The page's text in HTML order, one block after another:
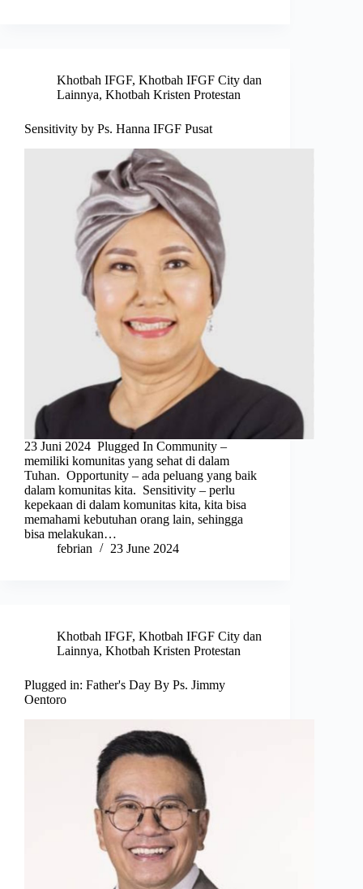
Khotbah IFGF, Khotbah IFGF City dan
Lainnya, Khotbah Kristen Protestan
Sensitivity by Ps. Hanna IFGF Pusat
23 Juni 2024 Plugged In Community –
memiliki komunitas yang sehat di dalam
Tuhan. Opportunity – ada peluang yang baik
dalam komunitas kita. Sensitivity – perlu
kepekaan di dalam komunitas kita, kita bisa
memahami kebutuhan orang lain, sehingga
bisa melakukan…
febrian
23 June 2024
Khotbah IFGF, Khotbah IFGF City dan
Lainnya, Khotbah Kristen Protestan
Plugged in: Father's Day By Ps. Jimmy
Oentoro